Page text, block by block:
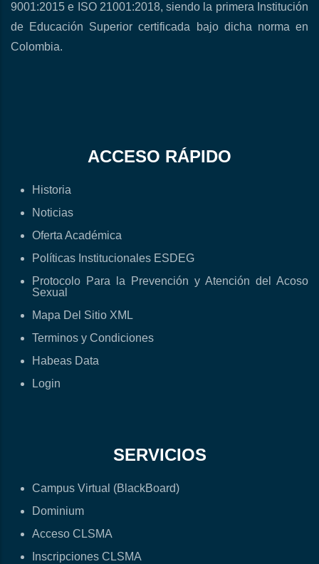
9001:2015 e ISO 21001:2018, siendo la primera Institución
de Educación Superior certificada bajo dicha norma en
Colombia.
ACCESO RÁPIDO
Historia
Noticias
Oferta Académica
Políticas Institucionales ESDEG
Protocolo Para la Prevención y Atención del Acoso
Sexual
Mapa Del Sitio XML
Terminos y Condiciones
Habeas Data
Login
SERVICIOS
Campus Virtual (BlackBoard)
Dominium
Acceso CLSMA
Inscripciones CLSMA